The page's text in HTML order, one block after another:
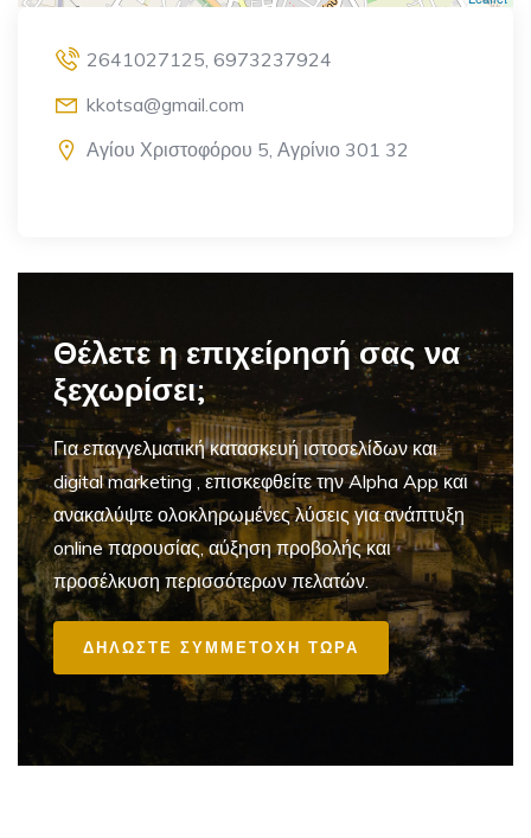
2641027125, 6973237924
kkotsa@gmail.com
Αγίου Χριστοφόρου 5, Αγρίνιο 301 32
Θέλετε η επιχείρησή σας να
ξεχωρίσει;
Για επαγγελματικήκατασκευή ιστοσελίδων και
digital marketing, επισκεφθείτε την Alpha App και
ανακαλύψτε ολοκληρωμένες λύσεις για ανάπτυξη
online παρουσίας, αύξηση προβολής και
προσέλκυση περισσότερων πελατών.
ΔΗΛΩΣΤΕ ΣΥΜΜΕΤΟΧΗ ΤΩΡΑ